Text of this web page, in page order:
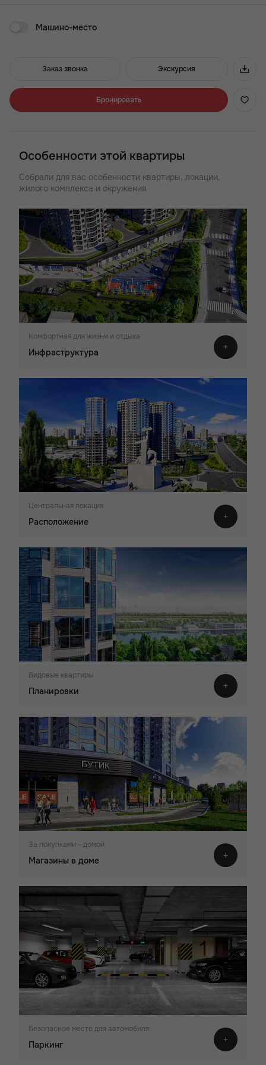
- 3 минуты до проспекта Стачки
- Широкий выбор планировок
- Детские и воркаут зоны
- Квартиры с большими окнами
Машино-место
Заказ звонка Экскурсия
Бронировать
Особенности этой квартиры
Собрали для вас особенности квартиры, локации,
жилого комплекса и окружения
Комфортная для жизни и отдыха
Инфраструктура
Центральная локация
Расположение
Видовые квартиры
Планировки
За покупками - домой
Магазины в доме
Безопасное место для автомобиля
Паркинг